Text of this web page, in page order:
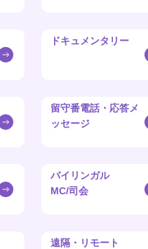
ドキュメンタリー
留守番電話・応答メ
ッセージ
バイリンガル
MC/司会
遠隔・リモート